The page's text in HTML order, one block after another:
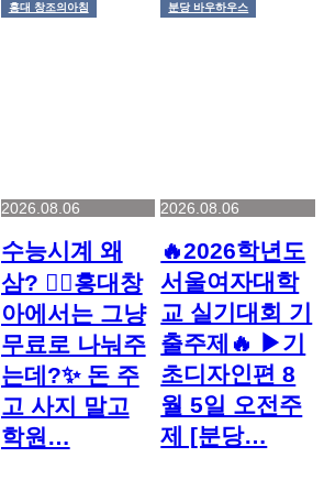
홍대 창조의아침
2026.08.06
수능시계 왜
삼? 🤷‍♂️홍대창
아에서는 그냥
무료로 나눠주
는데?✨ 돈 주
고 사지 말고
학원…
분당 바우하우스
2026.08.06
🔥2026학년도
서울여자대학
교 실기대회 기
출주제🔥 ▶기
초디자인편 8
월 5일 오전주
제 [분당…